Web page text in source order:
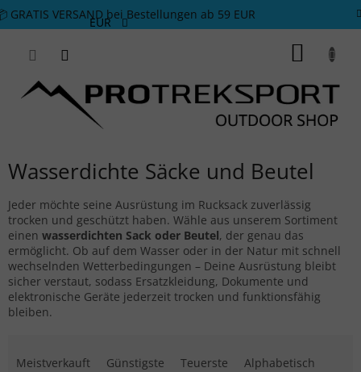
Zum Inhalt springen
GRATIS VERSAND bei Bestellungen ab 59 EUR
EUR
Wasserdichte Säcke und Beutel
Jeder möchte seine Ausrüstung im Rucksack zuverlässig
trocken und geschützt haben. Wähle aus unserem Sortiment
einen wasserdichten Sack oder Beutel, der genau das
ermöglicht. Ob auf dem Wasser oder in der Natur mit schnell
wechselnden Wetterbedingungen – Deine Ausrüstung bleibt
sicher verstaut, sodass Ersatzkleidung, Dokumente und
elektronische Geräte jederzeit trocken und funktionsfähig
bleiben.
Meistverkauft Günstigste Teuerste Alphabetisch